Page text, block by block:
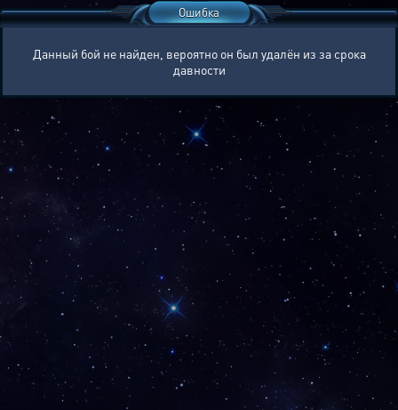
Ошибка
Данный бой не найден, вероятно он был удалён из за срока
давности